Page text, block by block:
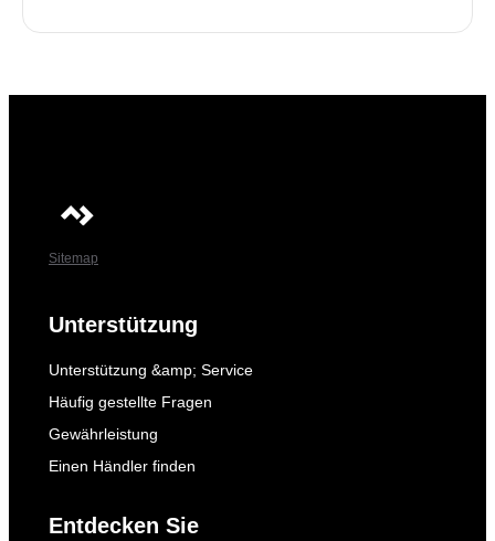
Sitemap
Unterstützung
Unterstützung &amp; Service
Häufig gestellte Fragen
Gewährleistung
Einen Händler finden
Entdecken Sie